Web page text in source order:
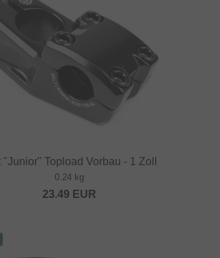
"Junior" Topload Vorbau - 1 Zoll
0.24 kg
23.49 EUR